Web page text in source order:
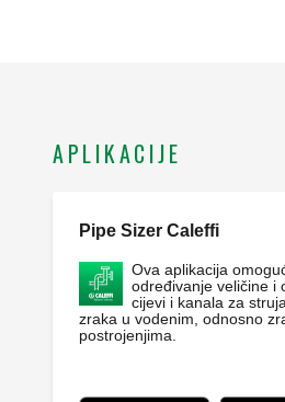
APLIKACIJE
Pipe Sizer Caleffi
Ova aplikacija
određivanje veličine i
cijevi i kanala za
zraka u vodenim, odnosno
postrojenjima.